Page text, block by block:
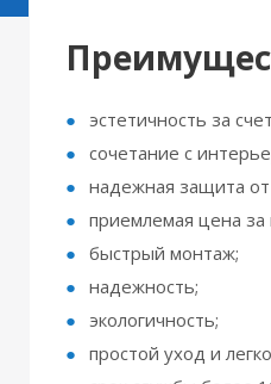
эстетичность за
сочетание с
надежная защита от
приемлемая цена за
быстрый монтаж;
надежность;
экологичность;
простой уход и